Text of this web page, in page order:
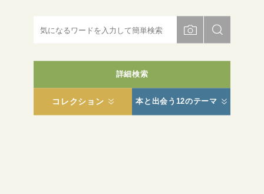
詳細検索
コレクション 本と出会う12のテーマ